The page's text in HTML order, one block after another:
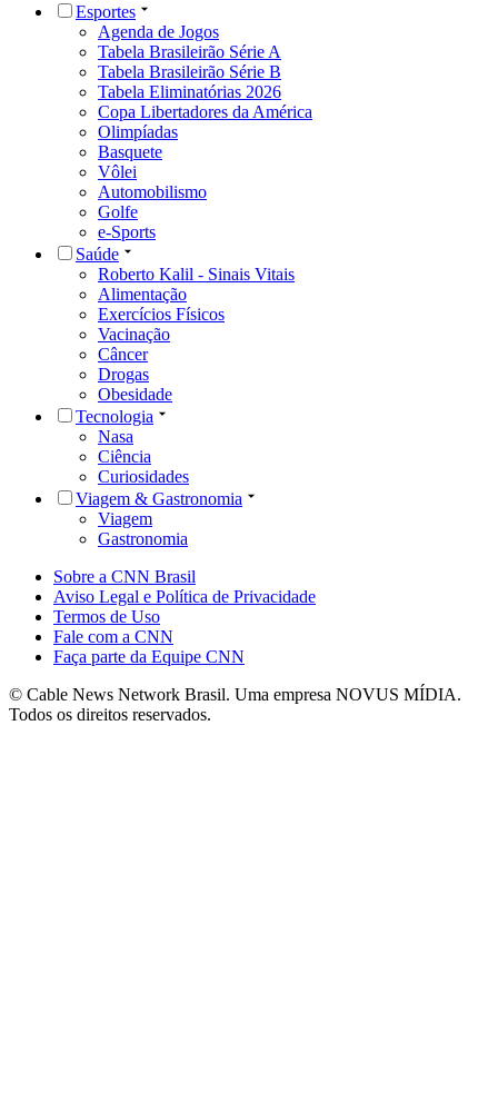
Esportes
Agenda de Jogos
Tabela Brasileirão Série A
Tabela Brasileirão Série B
Tabela Eliminatórias 2026
Copa Libertadores da América
Olimpíadas
Basquete
Vôlei
Automobilismo
Golfe
e-Sports
Saúde
Roberto Kalil - Sinais Vitais
Alimentação
Exercícios Físicos
Vacinação
Câncer
Drogas
Obesidade
Tecnologia
Nasa
Ciência
Curiosidades
Viagem & Gastronomia
Viagem
Gastronomia
Sobre a CNN Brasil
Aviso Legal e Política de Privacidade
Termos de Uso
Fale com a CNN
Faça parte da Equipe CNN
© Cable News Network Brasil. Uma empresa NOVUS MÍDIA.
Todos os direitos reservados.